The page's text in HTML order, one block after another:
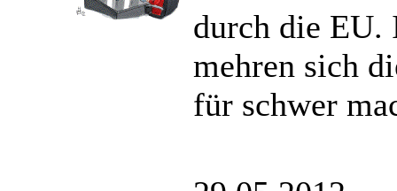
durch die EU.
mehren sich
für schwer